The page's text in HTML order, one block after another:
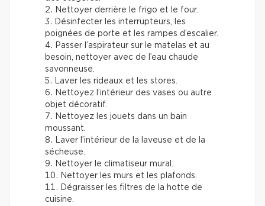
Nettoyer derrière le frigo et le four.
Désinfecter les interrupteurs, les
poignées de porte et les rampes d’escalier.
Passer l’aspirateur sur le matelas et au
besoin, nettoyer avec de l’eau chaude
savonneuse.
Laver les rideaux et les stores.
Nettoyez l’intérieur des vases ou autre
objet décoratif.
Nettoyez les jouets dans un bain
moussant.
Laver l’intérieur de la laveuse et de la
sécheuse.
Nettoyer le climatiseur mural.
Nettoyer les murs et les plafonds.
Dégraisser les filtres de la hotte de
cuisine.